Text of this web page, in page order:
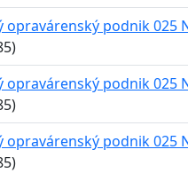
opravárenský podnik 025
opravárenský podnik 025
opravárenský podnik 025